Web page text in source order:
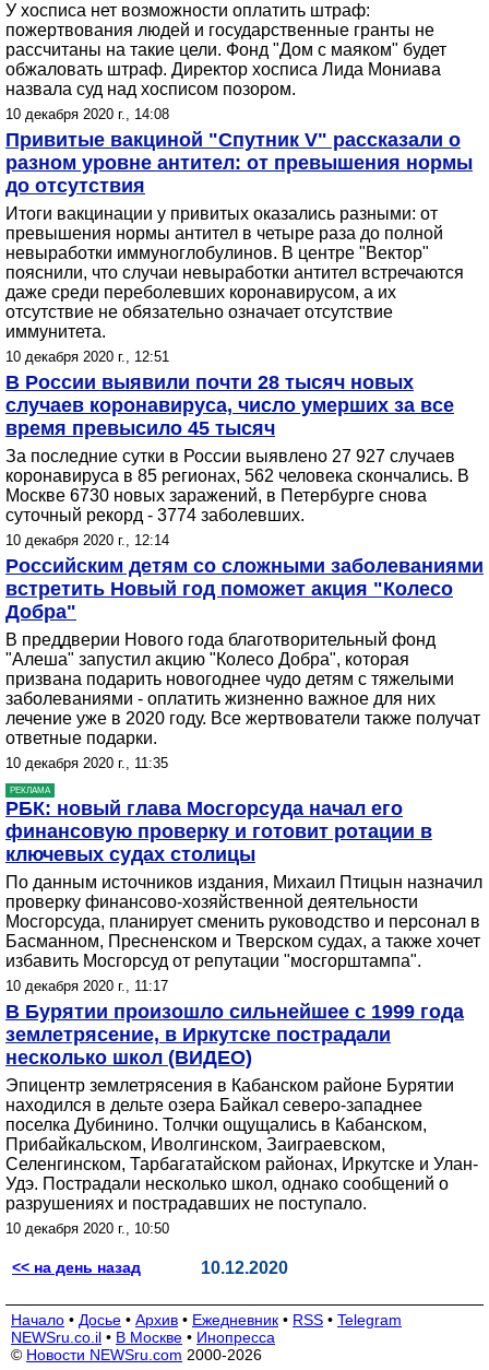
У хосписа нет возможности оплатить штраф:
пожертвования людей и государственные гранты не
рассчитаны на такие цели. Фонд "Дом с маяком" будет
обжаловать штраф. Директор хосписа Лида Мониава
назвала суд над хосписом позором.
10 декабря 2020 г., 14:08
Привитые вакциной "Спутник V" рассказали о
разном уровне антител: от превышения нормы
до отсутствия
Итоги вакцинации у привитых оказались разными: от
превышения нормы антител в четыре раза до полной
невыработки иммуноглобулинов. В центре "Вектор"
пояснили, что случаи невыработки антител встречаются
даже среди переболевших коронавирусом, а их
отсутствие не обязательно означает отсутствие
иммунитета.
10 декабря 2020 г., 12:51
В России выявили почти 28 тысяч новых
случаев коронавируса, число умерших за все
время превысило 45 тысяч
За последние сутки в России выявлено 27 927 случаев
коронавируса в 85 регионах, 562 человека скончались. В
Москве 6730 новых заражений, в Петербурге снова
суточный рекорд - 3774 заболевших.
10 декабря 2020 г., 12:14
Российским детям со сложными заболеваниями
встретить Новый год поможет акция "Колесо
Добра"
В преддверии Нового года благотворительный фонд
"Алеша" запустил акцию "Колесо Добра", которая
призвана подарить новогоднее чудо детям с тяжелыми
заболеваниями - оплатить жизненно важное для них
лечение уже в 2020 году. Все жертвователи также получат
ответные подарки.
10 декабря 2020 г., 11:35
РЕКЛАМА
РБК: новый глава Мосгорсуда начал его
финансовую проверку и готовит ротации в
ключевых судах столицы
По данным источников издания, Михаил Птицын назначил
проверку финансово-хозяйственной деятельности
Мосгорсуда, планирует сменить руководство и персонал в
Басманном, Пресненском и Тверском судах, а также хочет
избавить Мосгорсуд от репутации "мосгорштампа".
10 декабря 2020 г., 11:17
В Бурятии произошло сильнейшее с 1999 года
землетрясение, в Иркутске пострадали
несколько школ (ВИДЕО)
Эпицентр землетрясения в Кабанском районе Бурятии
находился в дельте озера Байкал северо-западнее
поселка Дубинино. Толчки ощущались в Кабанском,
Прибайкальском, Иволгинском, Заиграевском,
Селенгинском, Тарбагатайском районах, Иркутске и Улан-
Удэ. Пострадали несколько школ, однако сообщений о
разрушениях и пострадавших не поступало.
10 декабря 2020 г., 10:50
<< на день назад 10.12.2020
Начало • Досье • Архив • Ежедневник • RSS • Telegram
NEWSru.co.il • В Москве • Инопресса
© Новости NEWSru.com 2000-2026